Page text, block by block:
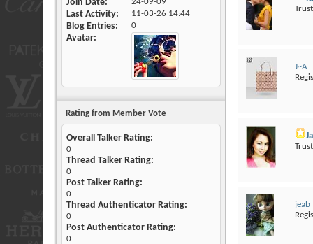
Join Date
Last Activity 11-03-26 14:44
Blog Entries 0
Avatar
Rating from Member Vote
Overall Talker Rating:
0
Thread Talker Rating:
0
Post Talker Rating:
0
Thread Authenticator Rating:
0
Post Authenticator Rating:
0
J~A